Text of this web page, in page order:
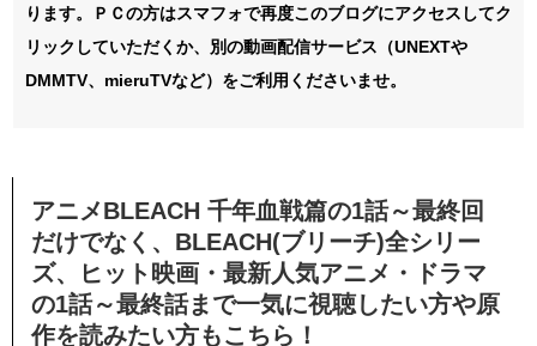
ります。ＰＣの方はスマフォで再度このブログにアクセスしてク
リックしていただくか、別の動画配信サービス（UNEXTや
DMMTV、mieruTVなど）をご利用くださいませ。
アニメBLEACH 千年血戦篇の1話～最終回
だけでなく、BLEACH(ブリーチ)全シリー
ズ、ヒット映画・最新人気アニメ・ドラマ
の1話～最終話まで一気に視聴したい方や原
作を読みたい方もこちら！